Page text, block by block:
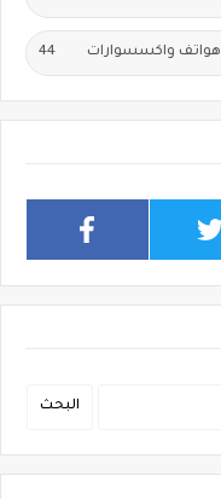
هواتف واكسسوارات 44